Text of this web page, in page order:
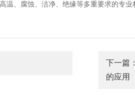
温、腐蚀、洁净、绝缘等多重要求的专
下一篇
的应用